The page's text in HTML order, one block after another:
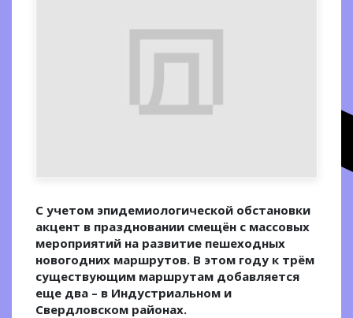
C учетом эпидемиологической обстановки
акцент в праздновании смещён с массовых
мероприятий на развитие пешеходных
новогодних маршрутов. В этом году к трём
существующим маршрутам добавляется
еще два – в Индустриальном и
Свердловском районах.